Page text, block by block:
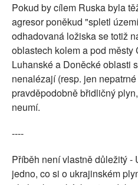
Pokud by cílem Ruska byla
agresor poněkud "spletl
odhadovaná ložiska se totiž
oblastech kolem a pod městy
Luhanské a Doněcké oblasti
nenalézají (resp. jen
pravděpodobně břidličný
neumí.
----
Příběh není vlastně důležitý
jedno, co si o ukrajinském